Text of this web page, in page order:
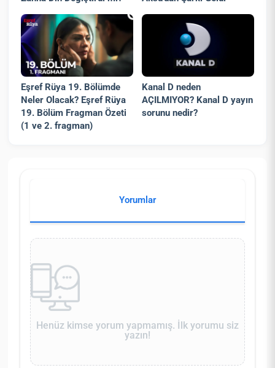
Eşref Rüya 19. Bölümde
Neler Olacak? Eşref Rüya
19. Bölüm Fragman Özeti
(1 ve 2. fragman)
Kanal D neden
AÇILMIYOR? Kanal D yayın
sorunu nedir?
Yorumlar
Henüz kimse yorum yapmamış. İlk yorumu siz
yazın!